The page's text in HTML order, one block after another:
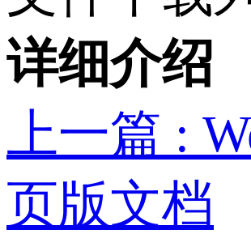
详细介绍
上一篇 :
页版文档